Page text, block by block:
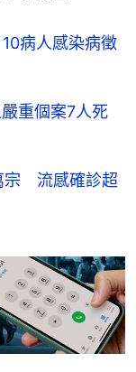
病人感染病徵
重個案7人死
宗 流感確診超